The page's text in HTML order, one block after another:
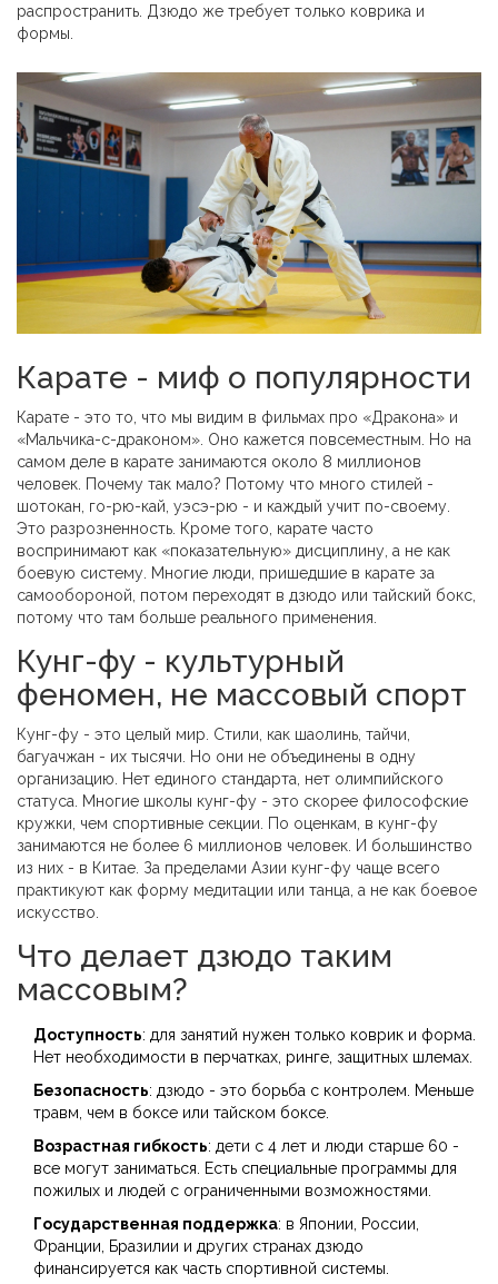
распространить. Дзюдо же требует только коврика и
формы.
Карате - миф о популярности
Карате - это то, что мы видим в фильмах про «Дракона» и
«Мальчика-с-драконом». Оно кажется повсеместным. Но на
самом деле в карате занимаются около 8 миллионов
человек. Почему так мало? Потому что много стилей -
шотокан, го-рю-кай, уэсэ-рю - и каждый учит по-своему.
Это разрозненность. Кроме того, карате часто
воспринимают как «показательную» дисциплину, а не как
боевую систему. Многие люди, пришедшие в карате за
самообороной, потом переходят в дзюдо или тайский бокс,
потому что там больше реального применения.
Кунг-фу - культурный
феномен, не массовый спорт
Кунг-фу - это целый мир. Стили, как шаолинь, тайчи,
багуачжан - их тысячи. Но они не объединены в одну
организацию. Нет единого стандарта, нет олимпийского
статуса. Многие школы кунг-фу - это скорее философские
кружки, чем спортивные секции. По оценкам, в кунг-фу
занимаются не более 6 миллионов человек. И большинство
из них - в Китае. За пределами Азии кунг-фу чаще всего
практикуют как форму медитации или танца, а не как боевое
искусство.
Что делает дзюдо таким
массовым?
Доступность: для занятий нужен только коврик и форма.
Нет необходимости в перчатках, ринге, защитных шлемах.
Безопасность: дзюдо - это борьба с контролем. Меньше
травм, чем в боксе или тайском боксе.
Возрастная гибкость: дети с 4 лет и люди старше 60 -
все могут заниматься. Есть специальные программы для
пожилых и людей с ограниченными возможностями.
Государственная поддержка: в Японии, России,
Франции, Бразилии и других странах дзюдо
финансируется как часть спортивной системы.